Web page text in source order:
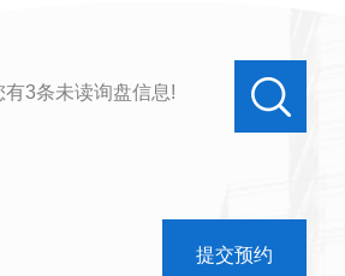
有3条未读询盘信息!
提交预约